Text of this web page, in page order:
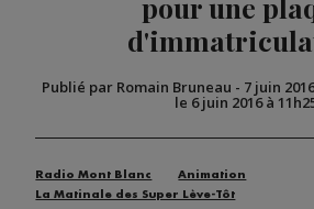
pour une
Publié par Romain Bruneau - 7 juin
le 6 juin 2016 à
Radio Mont Blanc
Animation
La Matinale des Super Lève-Tôt